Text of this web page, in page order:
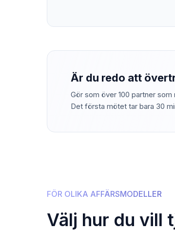
Är du redo att
Gör som över 100 partner
Det första mötet tar bara 30
FÖR OLIKA AFFÄRSMODELLER
Välj hur du vill